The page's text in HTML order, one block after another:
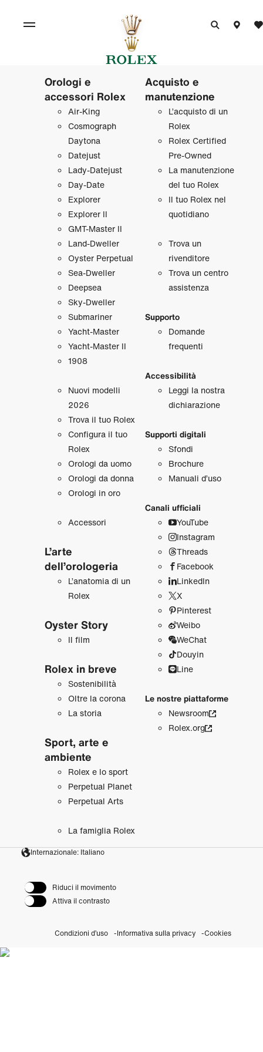
Orologi e
accessori Rolex
Air‑King
Cosmograph
Daytona
Datejust
Lady‑Datejust
Day‑Date
Explorer
Explorer II
GMT‑Master II
Land‑Dweller
Oyster Perpetual
Sea‑Dweller
Deepsea
Sky‑Dweller
Submariner
Yacht‑Master
Yacht‑Master II
1908
Nuovi modelli
2026
Trova il tuo Rolex
Configura il tuo
Rolex
Orologi da uomo
Orologi da donna
Orologi in oro
Accessori
L’arte
dell’orologeria
L’anatomia di un
Rolex
Oyster Story
Il film
Rolex in breve
Sostenibilità
Oltre la corona
La storia
Sport, arte e
ambiente
Rolex e lo sport
Perpetual Planet
Perpetual Arts
La famiglia Rolex
Acquisto e
manutenzione
L’acquisto di un
Rolex
Rolex Certified
Pre‑Owned
La manutenzione
del tuo Rolex
Il tuo Rolex nel
quotidiano
Trova un
rivenditore
Trova un centro
assistenza
Supporto
Domande
frequenti
Accessibilità
Leggi la nostra
dichiarazione
Supporti digitali
Sfondi
Brochure
Manuali d’uso
Canali ufficiali
YouTube
Instagram
Threads
Facebook
LinkedIn
X
Pinterest
Weibo
WeChat
Douyin
Line
Le nostre piattaforme
Newsroom
Rolex.org
Internazionale: Italiano
Riduci il movimento
Attiva il contrasto
Condizioni d’uso Informativa sulla privacy Cookies